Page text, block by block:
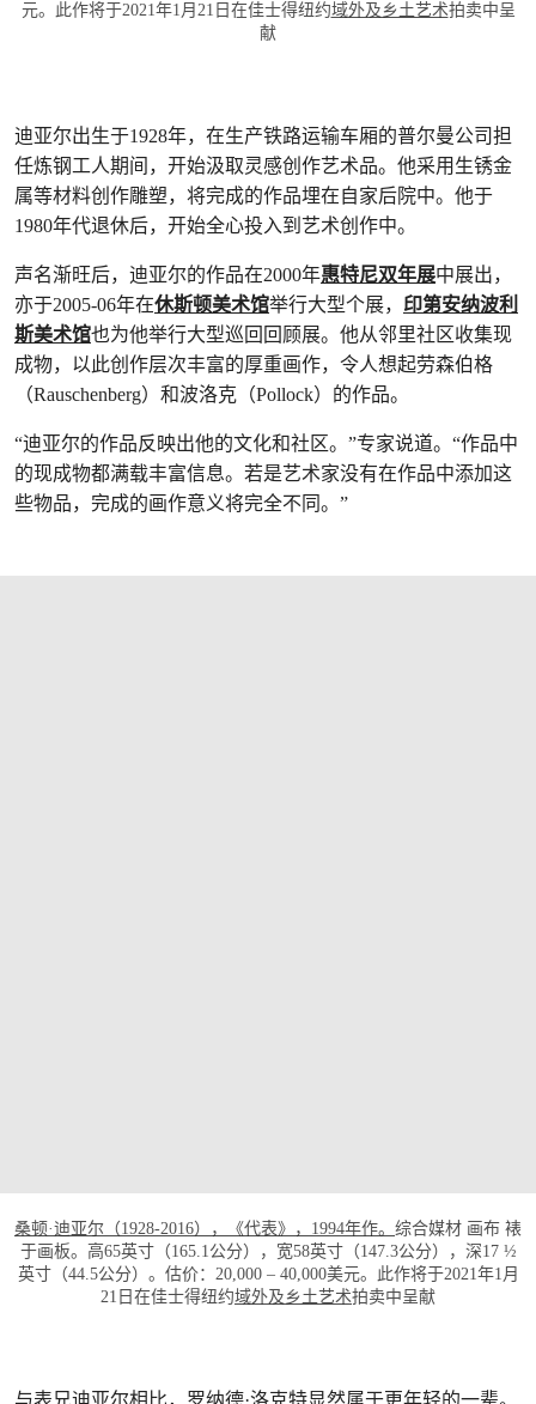
元。此作将于2021年1月21日在佳士得纽约域外及乡土艺术拍卖中呈
献
迪亚尔出生于1928年，在生产铁路运输车厢的普尔曼公司担
任炼钢工人期间，开始汲取灵感创作艺术品。他采用生锈金
属等材料创作雕塑，将完成的作品埋在自家后院中。他于
1980年代退休后，开始全心投入到艺术创作中。
声名渐旺后，迪亚尔的作品在2000年惠特尼双年展中展出，
亦于2005-06年在休斯顿美术馆举行大型个展， 印第安纳波利
斯美术馆也为他举行大型巡回回顾展。他从邻里社区收集现
成物，以此创作层次丰富的厚重画作，令人想起劳森伯格
（Rauschenberg）和波洛克（Pollock）的作品。
“迪亚尔的作品反映出他的文化和社区。”专家说道。“作品中
的现成物都满载丰富信息。若是艺术家没有在作品中添加这
些物品，完成的画作意义将完全不同。”
桑顿·迪亚尔（1928-2016），《代表》，1994年作。 综合媒材 画布 裱
于画板。高65英寸（165.1公分），宽58英寸（147.3公分），深17 ½
英寸（44.5公分）。估价：20,000 – 40,000美元。此作将于2021年1月
21日在佳士得纽约域外及乡土艺术拍卖中呈献
与表兄迪亚尔相比，罗纳德·洛克特显然属于更年轻的一辈。